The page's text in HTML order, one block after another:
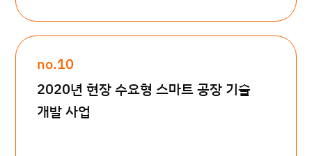
no.10
2020년 현장 수요형 스마트 공장 기술
개발 사업